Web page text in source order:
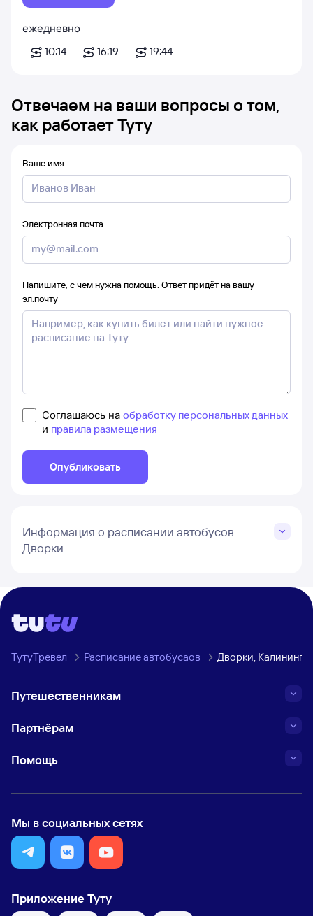
ежедневно
10:14
16:19 19:44
Отвечаем на ваши вопросы о том,
как работает Туту
Ваше имя
Электронная почта
Напишите, с чем нужна помощь. Ответ придёт на вашу
эл.почту
Соглашаюсь на обработку персональных данных
и правила размещения
Опубликовать
Информация о расписании автобусов
Дворки
ТутуТревел Расписание автобусаов Дворки,
Путешественникам
Партнёрам
Помощь
Мы в социальных сетях
Приложение Туту